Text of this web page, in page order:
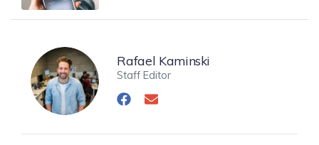
Rafael Kaminski
Staff Editor